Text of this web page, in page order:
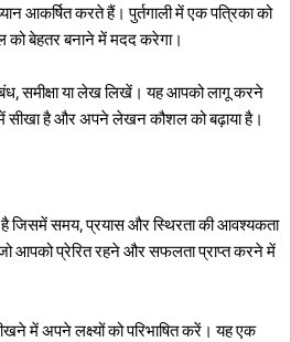
आकर्षित करते हैं। पुर्तगाली में एक पत्रिका को
बेहतर बनाने में मदद करेगा।
समीक्षा या लेख लिखें। यह आपको लागू करने
सीखा है और अपने लेखन कौशल को बढ़ाया है।
है जिसमें समय, प्रयास और स्थिरता की आवश्यकता
आपको प्रेरित रहने और सफलता प्राप्त करने में
सीखने में अपने लक्ष्यों को परिभाषित करें। यह एक